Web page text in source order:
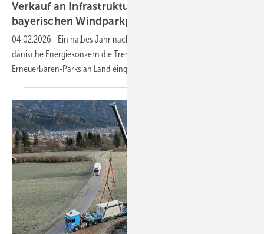
Verkauf an Infrastrukturfonds CIP: Ørsted gibt
bayerischen Windparkplaner wieder
04.02.2026 - Ein halbes Jahr nach der ersten Ankündigung hat der
dänische Energiekonzern die Trennung vom Geschäft mit
Erneuerbaren-Parks an Land eingeleitet.